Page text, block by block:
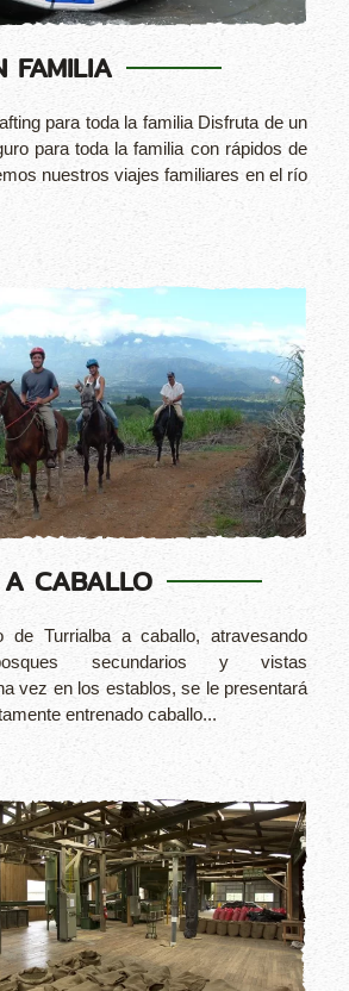
FAMILIA
para toda la familia Disfruta de un
para toda la familia con rápidos de
nuestros viajes familiares en el río
CABALLO
de Turrialba a caballo, atravesando
secundarios y vistas
vez en los establos, se le presentará
entrenado caballo...